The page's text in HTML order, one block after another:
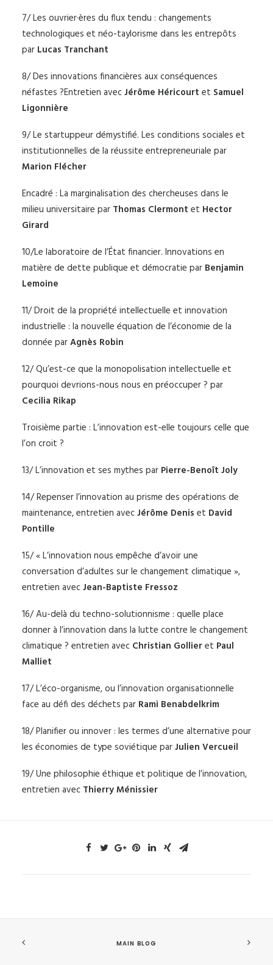
7/ Les ouvrier·ères du flux tendu : changements
technologiques et néo-taylorisme dans les entrepôts
par Lucas Tranchant
8/ Des innovations financières aux conséquences
néfastes ?Entretien avecJérôme Héricourt et Samuel
Ligonnière
9/ Le startuppeur démystifié. Les conditions sociales et
institutionnelles de la réussite entrepreneuriale par
Marion Flécher
Encadré : La marginalisation des chercheuses dans le
milieu universitaire par Thomas Clermont et Hector
Girard
10/Le laboratoire de l’État financier. Innovations en
matière de dette publique et démocratie par Benjamin
Lemoine
11/ Droit de la propriété intellectuelle et innovation
industrielle : la nouvelle équation de l’économie de la
donnée parAgnès Robin
12/ Qu’est-ce que la monopolisation intellectuelle et
pourquoi devrions-nous nous en préoccuper ? par
Cecilia Rikap
Troisième partie : L’innovation est-elle toujours celle que
l’on croit ?
13/ L’innovation et ses mythes par Pierre-Benoît Joly
14/ Repenser l’innovation au prisme des opérations de
maintenance, entretien avecJérôme Denis et David
Pontille
15/ « L’innovation nous empêche d’avoir une
conversation d’adultes sur le changement climatique »,
entretien avecJean-Baptiste Fressoz
16/ Au-delà du techno-solutionnisme : quelle place
donner à l’innovation dans la lutte contre le changement
climatique ? entretien avec Christian Gollieret Paul
Malliet
17/ L’éco-organisme, ou l’innovation organisationnelle
face au défi des déchets par Rami Benabdelkrim
18/ Planifier ou innover : les termes d’une alternative pour
les économies de type soviétique parJulien Vercueil
19/ Une philosophie éthique et politique de l’innovation,
entretien avec Thierry Ménissier
MAIN BLOG